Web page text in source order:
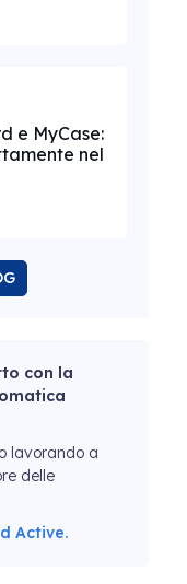
e MyCase:
nel
con la
lavorando a
delle
Active.